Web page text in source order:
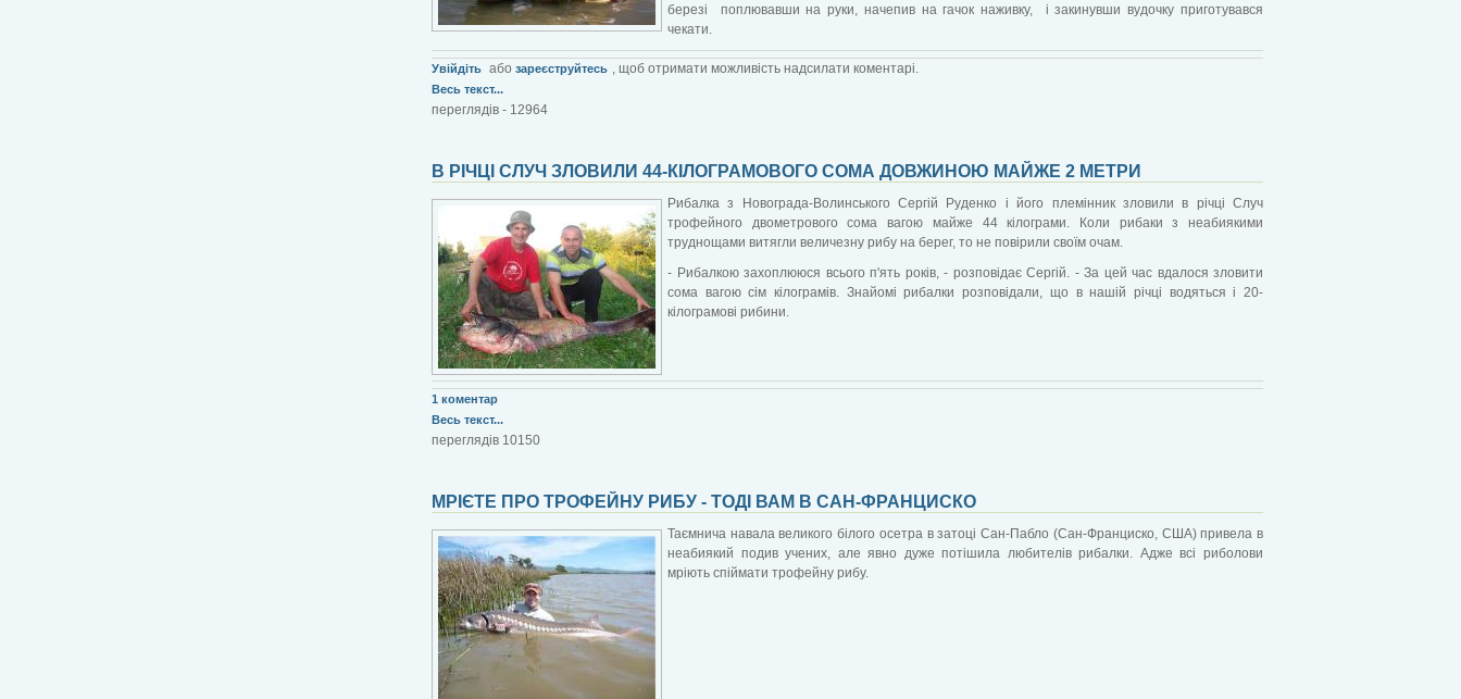
березі поплювавши на руки, начепив на гачок наживку, і закинувши вудочку приготувався
чекати.
Увійдіть або зареєструйтесь , щоб отримати можливість надсилати коментарі.
Весь текст...
переглядів - 12964
В РІЧЦІ СЛУЧ ЗЛОВИЛИ 44-КІЛОГРАМОВОГО СОМА ДОВЖИНОЮ МАЙЖЕ 2 МЕТРИ
Рибалка з Новограда-Волинського Сергій Руденко і його племінник зловили в річці Случ
трофейного двометрового сома вагою майже 44 кілограми. Коли рибаки з неабиякими
труднощами витягли величезну рибу на берег, то не повірили своїм очам.
- Рибалкою захоплююся всього п'ять років, - розповідає Сергій. - За цей час вдалося зловити
сома вагою сім кілограмів. Знайомі рибалки розповідали, що в нашій річці водяться і 20-
кілограмові рибини.
1 коментар
Весь текст...
переглядів 10150
МРІЄТЕ ПРО ТРОФЕЙНУ РИБУ - ТОДІ ВАМ В САН-ФРАНЦИСКО
Таємнича навала великого білого осетра в затоці Сан-Пабло (Сан-Франциско, США) привела в
неабиякий подив учених, але явно дуже потішила любителів рибалки. Адже всі риболови
мріють спіймати трофейну рибу.